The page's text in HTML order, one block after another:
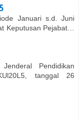
Januari s.d. Juni
Keputusan Pejabat…
Pendidikan
tanggal 26